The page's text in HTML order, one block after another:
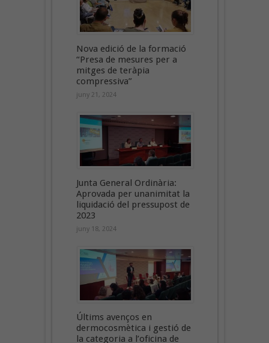
Nova edició de la formació
“Presa de mesures per a
mitges de teràpia
compressiva”
juny 21, 2024
Junta General Ordinària:
Aprovada per unanimitat la
liquidació del pressupost de
2023
juny 18, 2024
Últims avenços en
dermocosmètica i gestió de
la categoria a l’oficina de